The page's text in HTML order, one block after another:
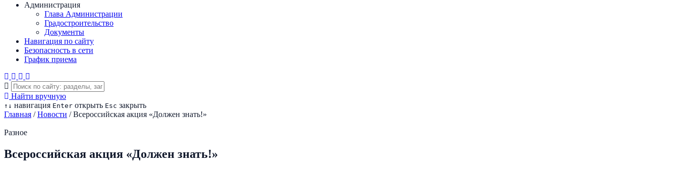
Администрация
Глава Администрации
Градостроительство
Документы
Навигация по сайту
Безопасность в сети
График приема
Найти вручную
↑ ↓ навигация Enter открыть Esc закрыть
Главная / Новости / Всероссийская акция «Должен знать!»
Разное
Всероссийская акция «Должен знать!»